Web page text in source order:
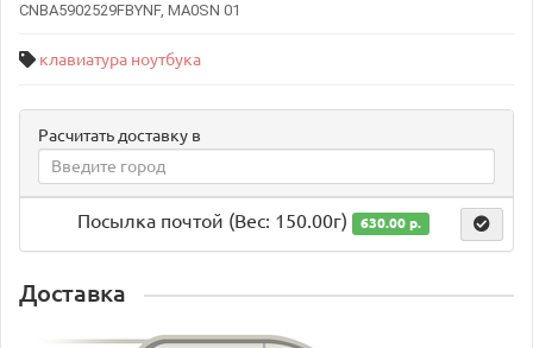
CNBA5902529FBYNF, MA0SN 01
клавиатура ноутбука
Расчитать доставку в
Посылка почтой (Вес: 150.00г) 630.00 р.
Доставка